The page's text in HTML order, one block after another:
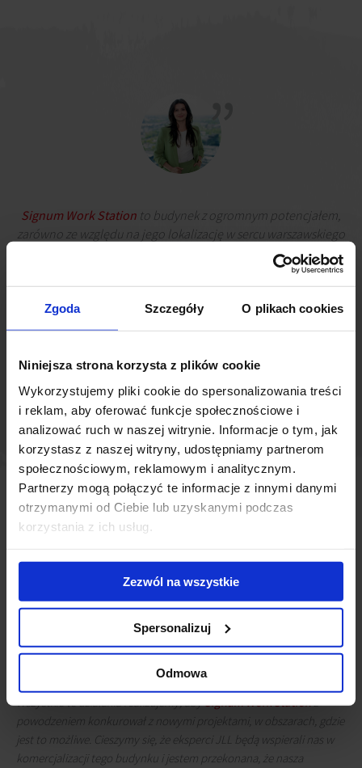
Zgoda Szczegóły O plikach cookies
Niniejsza strona korzysta z plików cookie
Wykorzystujemy pliki cookie do spersonalizowania treści
i reklam, aby oferować funkcje społecznościowe i
analizować ruch w naszej witrynie. Informacje o tym, jak
korzystasz z naszej witryny, udostępniamy partnerom
społecznościowym, reklamowym i analitycznym.
Partnerzy mogą połączyć te informacje z innymi danymi
otrzymanymi od Ciebie lub uzyskanymi podczas
korzystania z ich usług.
Zezwól na wszystkie
Spersonalizuj
Odmowa
Signum Work Station to budynek z ogromnym potencjałem,
zarówno ze względu na jego lokalizację w sercu warszawskiego
Mokotowa, jak i szereg oferowanych udogodnień. Jesteśmy
przekonani, że wspólnymi siłami, w połączeniu z
entuzjazmem, jaki wnosi w projekt jego właściciel, uda się go
sprawnie skomercjalizować, aSignum Work Stationzostanie
docenione jako atrakcyjna propozycja dla firm poszukujących
Milena Lewandowska
Senior Consultant, JLL.
budynku do naszego portfolio, rozpoczęliśmy proces jego
remodelingu.. Obejmuje on udoskonalenia technologiczne i liczne
wdrożenia z myślą o kryteriach ESG, jak np. zapewnienie dostaw
zielonej energii. Nie zapominamy również o aspektach wizualnych -
odnowiliśmy charakterystyczną fontannę przed budynkiem, a
Wszystkie te działania realizujemy, abySignum Work Stationz
powodzeniem konkurował z nowymi projektami, w obszarach, gdzie
jest to możliwe. Cieszymy się, że eksperci JLL będą wspierali nas w
komercjalizacji tego budynku i jestem przekonana, że nasza